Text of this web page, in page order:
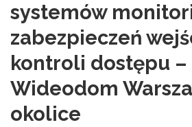
systemów
zabezpieczeń
kontroli dostępu –
Wideodom
okolice